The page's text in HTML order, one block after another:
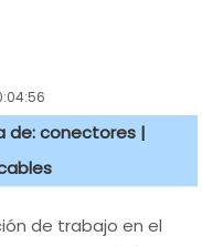
de: conectores |
de trabajo en el